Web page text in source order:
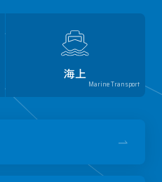
海上
Marine Transport